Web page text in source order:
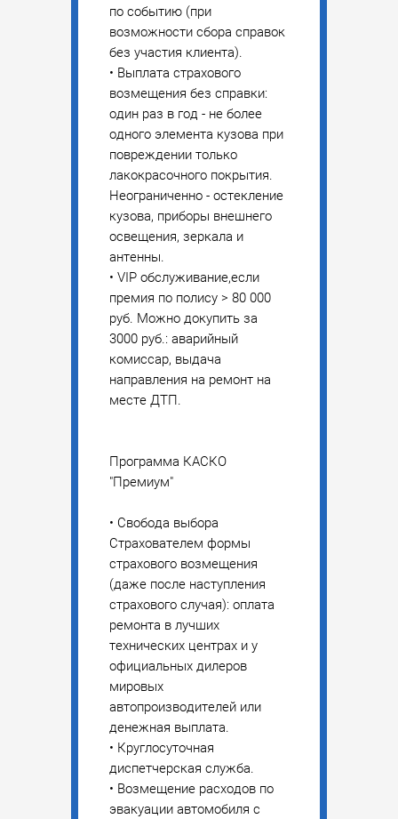
по событию (при
возможности сбора справок
без участия клиента).
• Выплата страхового
возмещения без справки:
один раз в год - не более
одного элемента кузова при
повреждении только
лакокрасочного покрытия.
Неограниченно - остекление
кузова, приборы внешнего
освещения, зеркала и
антенны.
• VIP обслуживание,если
премия по полису > 80 000
руб. Можно докупить за
3000 руб.: аварийный
комиссар, выдача
направления на ремонт на
месте ДТП.
Программа КАСКО
"Премиум"
• Свобода выбора
Страхователем формы
страхового возмещения
(даже после наступления
страхового случая): оплата
ремонта в лучших
технических центрах и у
официальных дилеров
мировых
автопроизводителей или
денежная выплата.
• Круглосуточная
диспетчерская служба.
• Возмещение расходов по
эвакуации автомобиля с